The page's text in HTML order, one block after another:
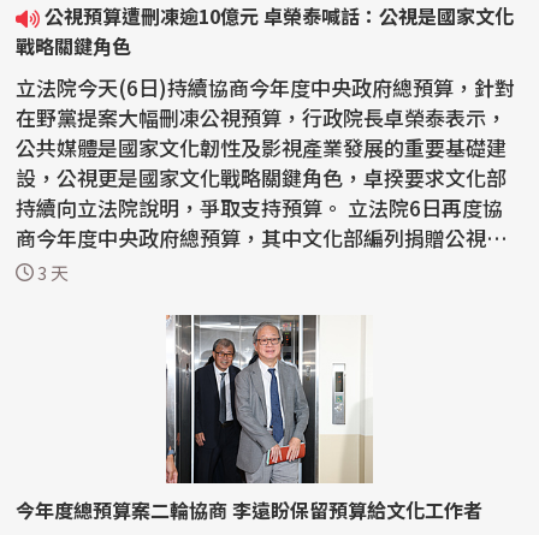
公視預算遭刪凍逾10億元 卓榮泰喊話：公視是國家文化
戰略關鍵角色
立法院今天(6日)持續協商今年度中央政府總預算，針對
在野黨提案大幅刪凍公視預算，行政院長卓榮泰表示，
公共媒體是國家文化韌性及影視產業發展的重要基礎建
設，公視更是國家文化戰略關鍵角色，卓揆要求文化部
持續向立法院說明，爭取支持預算。 立法院6日再度協
商今年度中央政府總預算，其中文化部編列捐贈公視基
金會...
3 天
今年度總預算案二輪協商 李遠盼保留預算給文化工作者